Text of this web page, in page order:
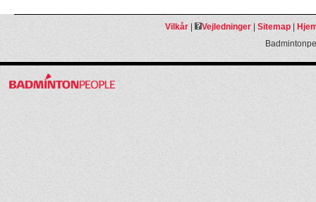
Vilkår| Vejledninger| Sitemap|